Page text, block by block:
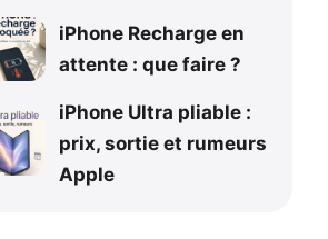
iPhone Recharge en
attente : que faire ?
iPhone Ultra pliable :
prix, sortie et rumeurs
Apple